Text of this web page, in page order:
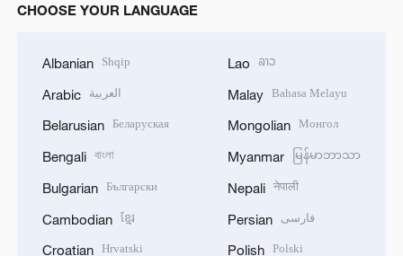
CHOOSE YOUR LANGUAGE
Albanian Shqip
Arabic العربية
Belarusian Беларуская
Bengali বাংলা
Bulgarian Български
Cambodian ខ្មែរ
Croatian Hrvatski
Lao ລາວ
Malay Bahasa Melayu
Mongolian Монгол
Myanmar မြန်မာဘာသာ
Nepali नेपाली
Persian فارسی
Polish Polski